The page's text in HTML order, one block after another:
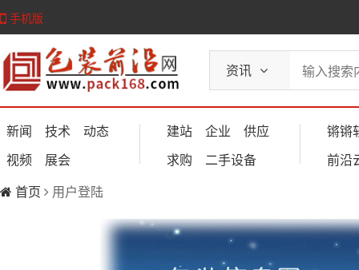
手机版
资讯
新闻 技术
动态
视频
展会
建站 企业
供应
求购
二手设备
锵锵
前沿
首页
用户登陆